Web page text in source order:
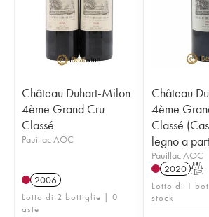
Château Duhart-Milon
4ème Grand Cru
Classé
Pauillac AOC
2006
Lotto di 2 bottiglie | 0
aste
Château
4ème
Classé
legno a
Pauillac AOC
2020 T
Lotto di 1
stock